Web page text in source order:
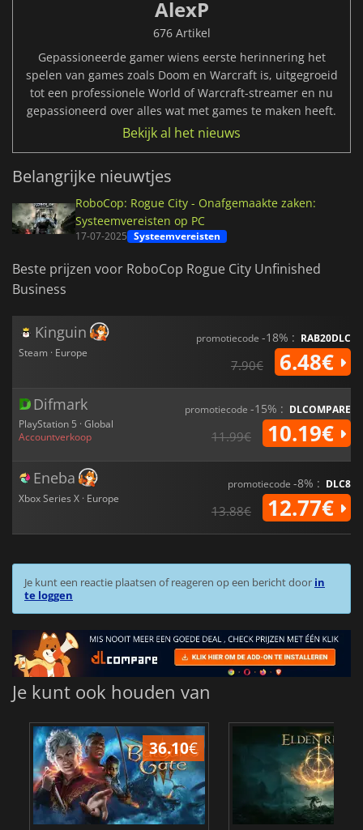
AlexP
676 Artikel
Gepassioneerde gamer wiens eerste herinnering het
spelen van games zoals Doom en Warcraft is, uitgegroeid
tot een professionele World of Warcraft-streamer en nu
gepassioneerd over alles wat met games te maken heeft.
Bekijk al het nieuws
Belangrijke nieuwtjes
RoboCop: Rogue City - Onafgemaakte zaken:
Systeemvereisten op PC
17-07-2025 Systeemvereisten
Beste prijzen voor RoboCop Rogue City Unfinished
Business
Kinguin
Steam · Europe
promotiecode -18% : RAB20DLC
7.90€ 6.48€
Difmark
PlayStation 5 · Global
Accountverkoop
promotiecode -15% : DLCOMPARE
11.99€ 10.19€
Eneba
Xbox Series X · Europe
promotiecode -8% : DLC8
13.88€ 12.77€
Je kunt een reactie plaatsen of reageren op een bericht door in
te loggen
Je kunt ook houden van
36.10€